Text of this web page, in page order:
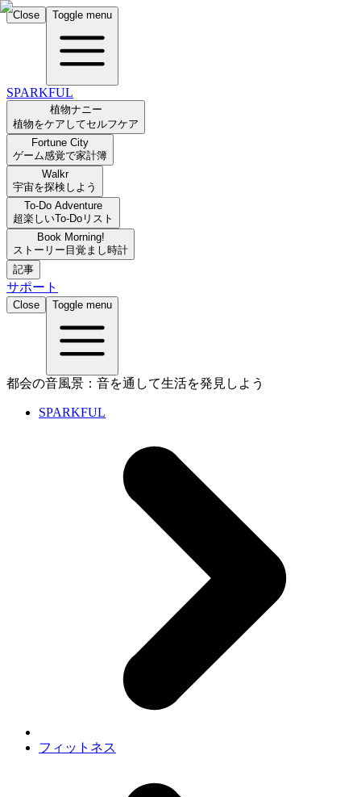
Close Toggle menu
SPARKFUL
植物ナニー
植物をケアしてセルフケア
Fortune City
ゲーム感覚で家計簿
Walkr
宇宙を探検しよう
To-Do Adventure
超楽しいTo-Doリスト
Book Morning!
ストーリー目覚まし時計
記事
サポート
Close Toggle menu
都会の音風景：音を通して生活を発見しよう
SPARKFUL
フィットネス